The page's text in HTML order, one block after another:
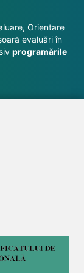
Orientare
evaluări în
programările